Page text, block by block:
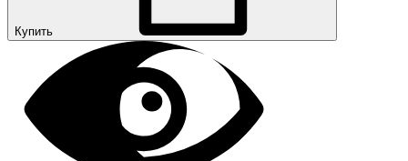
Купить